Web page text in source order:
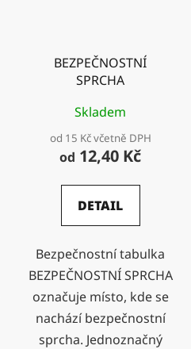
BEZPEČNOSTNÍ
SPRCHA
Skladem
od 15 Kč včetně DPH
od 12,40 Kč
DETAIL
Bezpečnostní tabulka
BEZPEČNOSTNÍ SPRCHA
označuje místo, kde se
nachází bezpečnostní
sprcha. Jednoznačný